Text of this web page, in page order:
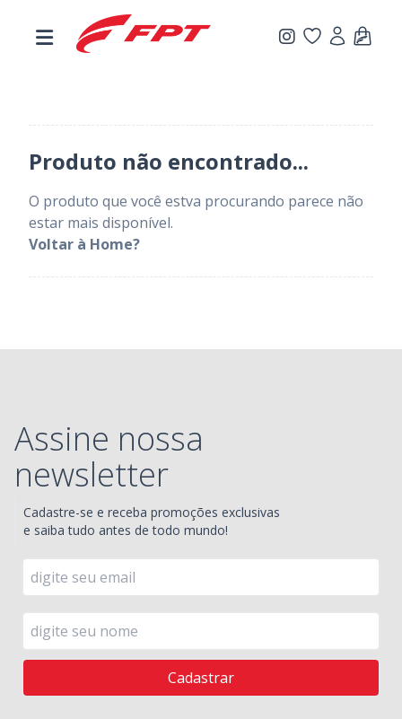
Produto não encontrado...
O produto que você estva procurando parece não
estar mais disponível.
Voltar à Home?
Assine nossa
newsletter
Cadastre-se e receba promoções exclusivas
e saiba tudo antes de todo mundo!